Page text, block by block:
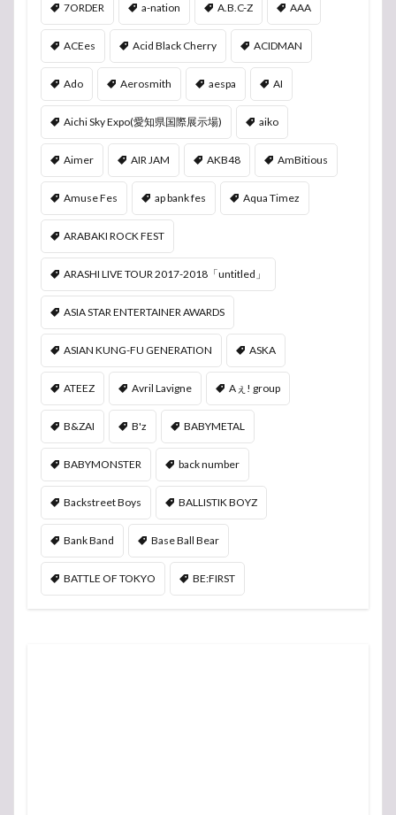
7ORDER a-nation A.B.C-Z AAA
ACEes Acid Black Cherry ACIDMAN
Ado Aerosmith aespa AI
Aichi Sky Expo(愛知県国際展示場) aiko
Aimer AIR JAM AKB48 AmBitious
Amuse Fes ap bank fes Aqua Timez
ARABAKI ROCK FEST
ARASHI LIVE TOUR 2017-2018「untitled」
ASIA STAR ENTERTAINER AWARDS
ASIAN KUNG-FU GENERATION ASKA
ATEEZ Avril Lavigne Aぇ! group
B&ZAI B'z BABYMETAL
BABYMONSTER back number
Backstreet Boys BALLISTIK BOYZ
Bank Band Base Ball Bear
BATTLE OF TOKYO BE:FIRST